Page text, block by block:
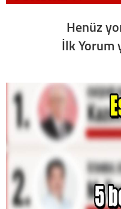
Henüz
İlk Yorum